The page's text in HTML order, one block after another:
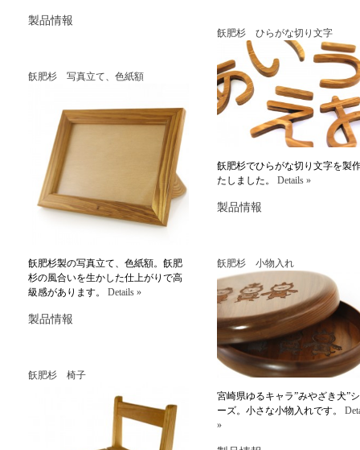
製品情報
飫肥杉 ひらがな切り文字
飫肥杉でひらがな切り文字を製
たしました。 Details »
製品情報
飫肥杉 写真立て、色紙額
飫肥杉製の写真立て、色紙額。飫肥
杉の風合いを生かした仕上がりで高
級感があります。 Details »
製品情報
飫肥杉 小物入れ
宮崎県ゆるキャラ”みやざき犬”
ーズ。小さな小物入れです。
»
飫肥杉 椅子